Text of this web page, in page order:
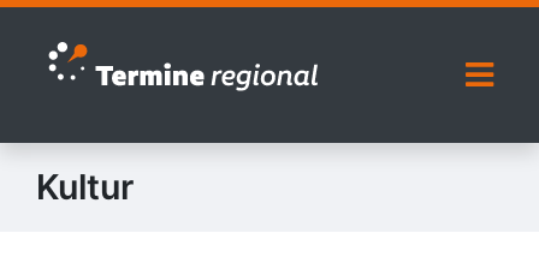
Zur Navigation springen
Zum Inhalt springen
Kultur